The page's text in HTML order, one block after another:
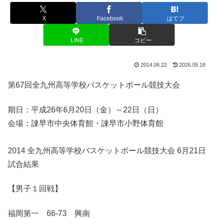
X Facebook はてブ
LINE コピー
2014.06.22 2026.05.18
第67回全九州高等学校バスケットボール競技大会
期日：平成26年6月20日（金）～22日（日）
会場：諌早市中央体育館・諌早市小野体育館
2014 全九州高等学校バスケットボール競技大会 6月21日
試合結果
【男子１回戦】
福岡第一 66-73 興南